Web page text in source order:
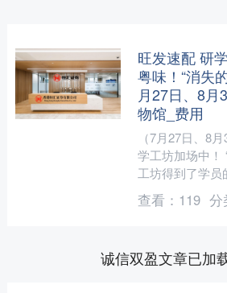
旺发速配 研
粤味！“消失
月27日、8月
物馆_费用
（7月27日、8
学工坊加场中！
工坊得到了学员
馆与中国大酒店
IP，“消失的名菜
查看： 119 分
诚信双盈文章已加